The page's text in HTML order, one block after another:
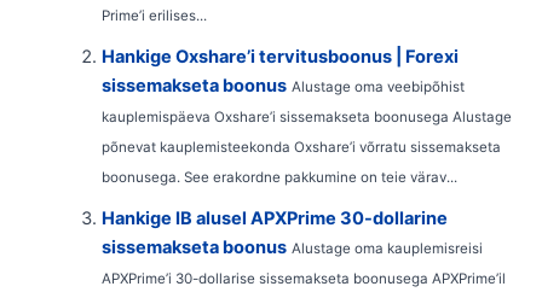
Prime’i erilises...
Hankige Oxshare’i tervitusboonus | Forexi
sissemakseta boonus Alustage oma veebipõhist
kauplemispäeva Oxshare’i sissemakseta boonusega Alustage
põnevat kauplemisteekonda Oxshare’i võrratu sissemakseta
boonusega. See erakordne pakkumine on teie värav...
Hankige IB alusel APXPrime 30-dollarine
sissemakseta boonus Alustage oma kauplemisreisi
APXPrime’i 30-dollarise sissemakseta boonusega APXPrime’il